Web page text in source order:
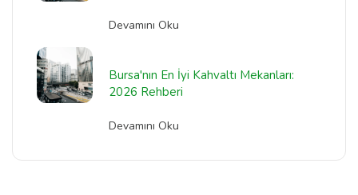
Devamını Oku
Bursa'nın En İyi Kahvaltı Mekanları:
2026 Rehberi
Devamını Oku